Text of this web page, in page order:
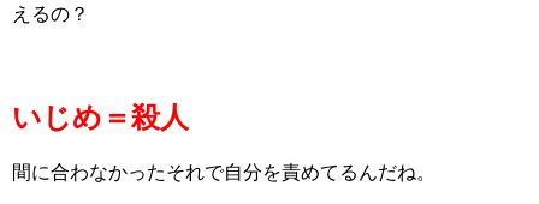
えるの？
いじめ＝殺人
間に合わなかったそれで自分を責めてるんだね。